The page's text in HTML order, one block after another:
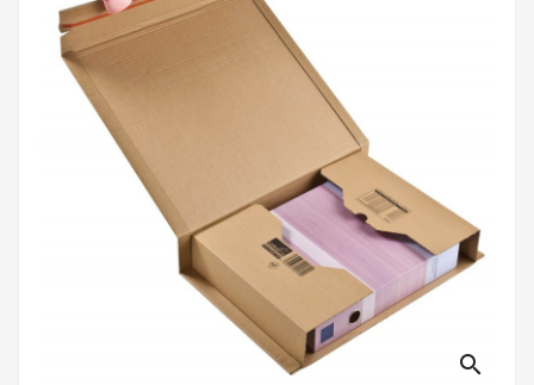
Füllmaterial
Polsterung
search